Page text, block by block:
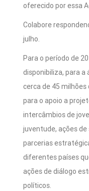
oferecido por essa
Colabore
julho.
Para o período de
disponibiliza, para
cerca de 45
para o apoio a
intercâmbios de
juventude, ações
parcerias
diferentes países
ações de diálogo
políticos.